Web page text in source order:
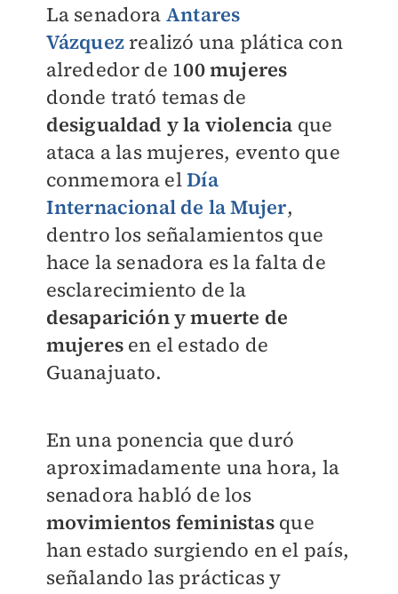
La senadora Antares
Vázquezrealizó una plática con
alrededor de 100 mujeres
donde trató temas de
desigualdad y la violencia que
ataca a las mujeres, evento que
conmemora elDía
Internacional de la Mujer,
dentro los señalamientos que
hace la senadora es la falta de
esclarecimiento de la
desaparición y muerte de
mujeresen el estado de
Guanajuato.
En una ponencia que duró
aproximadamente una hora, la
senadora habló de los
movimientos feministasque
han estado surgiendo en el país,
señalando las prácticas y